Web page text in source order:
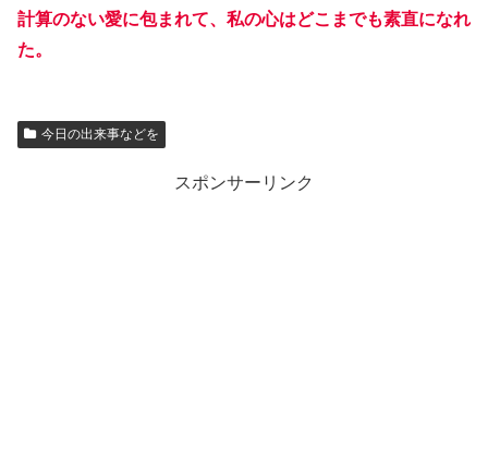
計算のない愛に包まれて、私の心はどこまでも素直になれ
た。
今日の出来事などを
スポンサーリンク